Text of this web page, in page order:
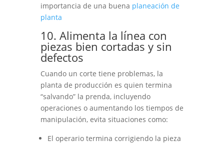
importancia de una buena planeación de
planta
10. Alimenta la línea con
piezas bien cortadas y sin
defectos
Cuando un corte tiene problemas, la
planta de producción es quien termina
“salvando” la prenda, incluyendo
operaciones o aumentando los tiempos de
manipulación, evita situaciones como:
El operario termina corrigiendo la pieza